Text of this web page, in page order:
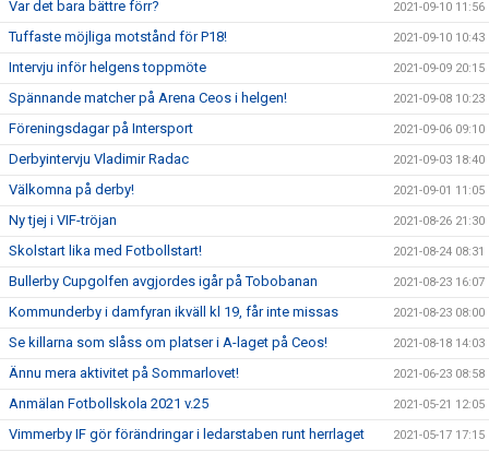
Var det bara bättre förr? 2021-09-10 11:56
Tuffaste möjliga motstånd för P18! 2021-09-10 10:43
Intervju inför helgens toppmöte 2021-09-09 20:15
Spännande matcher på Arena Ceos i helgen! 2021-09-08 10:23
Föreningsdagar på Intersport 2021-09-06 09:10
Derbyintervju Vladimir Radac 2021-09-03 18:40
Välkomna på derby! 2021-09-01 11:05
Ny tjej i VIF-tröjan 2021-08-26 21:30
Skolstart lika med Fotbollstart! 2021-08-24 08:31
Bullerby Cupgolfen avgjordes igår på Tobobanan 2021-08-23 16:07
Kommunderby i damfyran ikväll kl 19, får inte missas 2021-08-23 08:00
Se killarna som slåss om platser i A-laget på Ceos! 2021-08-18 14:03
Ännu mera aktivitet på Sommarlovet! 2021-06-23 08:58
Anmälan Fotbollskola 2021 v.25 2021-05-21 12:05
Vimmerby IF gör förändringar i ledarstaben runt herrlaget 2021-05-17 17:15